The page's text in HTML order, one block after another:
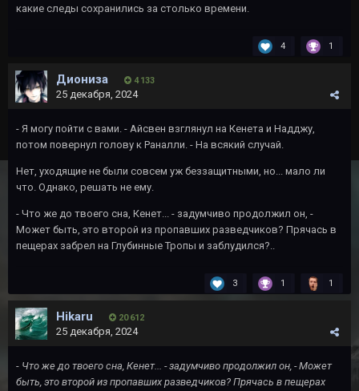
какие следы сохранились за столько времени.
4 1
Диониза 4 133
25 декабря, 2024
- Я могу пойти с вами. - Айсвен взглянул на Кенета и Надджу,
потом повернул голову к Раналли. - На всякий случай.
Нет, уходящие не были совсем уж беззащитными, но... мало ли
что. Однако, решать не ему.
- Что же до твоего сна, Кенет... - задумчиво продолжил он, -
Может быть, это второй из пропавших разведчиков? Прячась в
пещерах забрел на Глубинные Тропы и заблудился?..
3 1 1
Hikaru 20 612
25 декабря, 2024
- Что же до твоего сна, Кенет... - задумчиво продолжил он, - Может
быть, это второй из пропавших разведчиков? Прячась в пещерах